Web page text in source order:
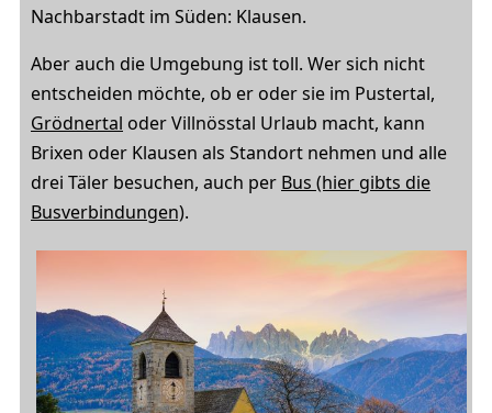
Nachbarstadt im Süden: Klausen.
Aber auch die Umgebung ist toll. Wer sich nicht
entscheiden möchte, ob er oder sie im Pustertal,
Grödnertal oder Villnösstal Urlaub macht, kann
Brixen oder Klausen als Standort nehmen und alle
drei Täler besuchen, auch per Bus (hier gibts die
Busverbindungen).